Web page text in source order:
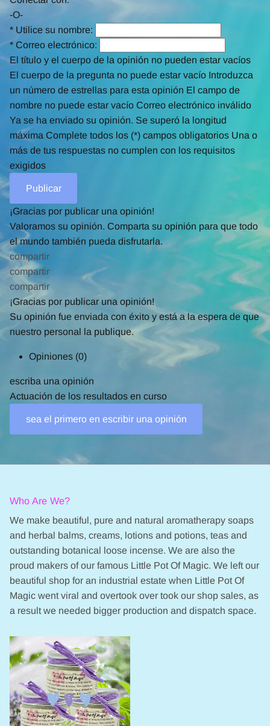
-O-
* Utilice su nombre:
* Correo electrónico:
El título y el cuerpo de la opinión no pueden estar vacíos
El cuerpo de la pregunta no puede estar vacío Introduzca
un número de estrellas para esta opinión El campo de
nombre no puede estar vacío Correo electrónico inválido
Ya se ha enviado su opinión. Se superó la longitud
máxima Complete todos los (*) campos obligatorios Una o
más de tus respuestas no cumplen con los requisitos
exigidos
¡Gracias por publicar una opinión!
Valoramos su opinión. Comparta su opinión para que todo
el mundo también pueda disfrutarla.
compartir
compartir
compartir
¡Gracias por publicar una opinión!
Su opinión fue enviada con éxito y está a la espera de que
nuestro personal la publique.
Opiniones (0)
escriba una opinión
Actuación de los resultados en curso
sea el primero en escribir una opinión
Who Are We?
We make beautiful, pure and natural aromatherapy soaps
and herbal balms, creams, lotions and potions, teas and
outstanding botanical loose incense. We are also the
proud makers of our famous Little Pot Of Magic. We left our
beautiful shop for an industrial estate when Little Pot Of
Magic went viral and overtook over took our shop sales, as
a result we needed bigger production and dispatch space.